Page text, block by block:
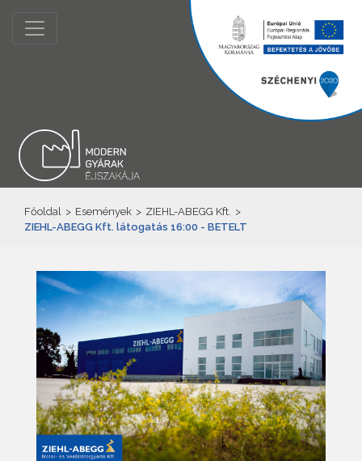
Főoldal > Események > ZIEHL-ABEGG Kft. >
ZIEHL-ABEGG Kft. látogatás 16:00 - BETELT